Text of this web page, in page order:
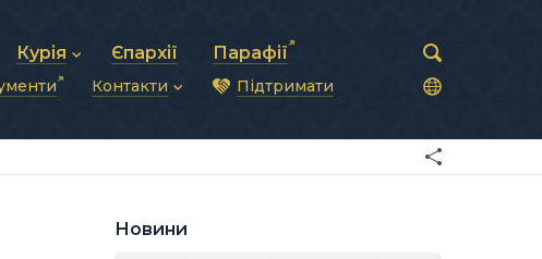
Синоди
Курія
Душпастирська рада
Зв’язки та комунікації
Єпархії Парафії
Контакти
Синоди Єпископів
Патріарша курія
Підтримати
Новини